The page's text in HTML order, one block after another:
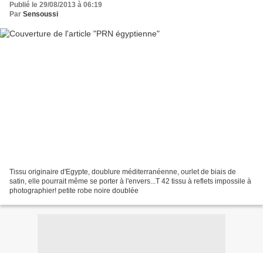
Publié le 29/08/2013 à 06:19
Par Sensoussi
Tissu originaire d'Egypte, doublure méditerranéenne, ourlet de biais de
satin, elle pourrait même se porter à l'envers...T 42 tissu à reflets impossile à
photographier! petite robe noire doublée